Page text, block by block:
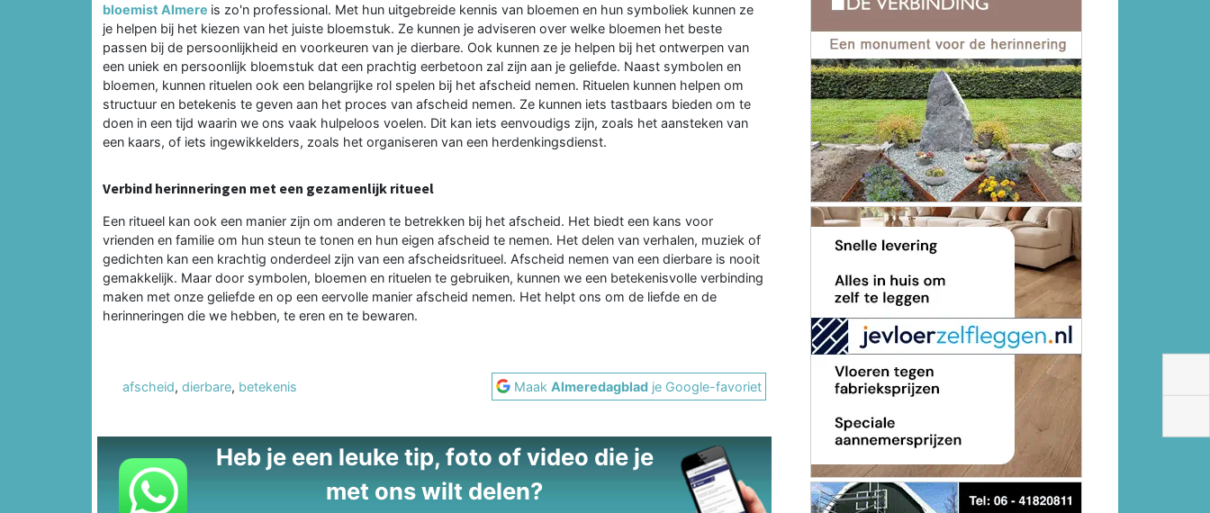
bloemist Almere is zo'n professional. Met hun uitgebreide kennis van bloemen en hun symboliek kunnen ze
je helpen bij het kiezen van het juiste bloemstuk. Ze kunnen je adviseren over welke bloemen het beste
passen bij de persoonlijkheid en voorkeuren van je dierbare. Ook kunnen ze je helpen bij het ontwerpen van
een uniek en persoonlijk bloemstuk dat een prachtig eerbetoon zal zijn aan je geliefde. Naast symbolen en
bloemen, kunnen rituelen ook een belangrijke rol spelen bij het afscheid nemen. Rituelen kunnen helpen om
structuur en betekenis te geven aan het proces van afscheid nemen. Ze kunnen iets tastbaars bieden om te
doen in een tijd waarin we ons vaak hulpeloos voelen. Dit kan iets eenvoudigs zijn, zoals het aansteken van
een kaars, of iets ingewikkelders, zoals het organiseren van een herdenkingsdienst.
Verbind herinneringen met een gezamenlijk ritueel
Een ritueel kan ook een manier zijn om anderen te betrekken bij het afscheid. Het biedt een kans voor
vrienden en familie om hun steun te tonen en hun eigen afscheid te nemen. Het delen van verhalen, muziek of
gedichten kan een krachtig onderdeel zijn van een afscheidsritueel. Afscheid nemen van een dierbare is nooit
gemakkelijk. Maar door symbolen, bloemen en rituelen te gebruiken, kunnen we een betekenisvolle verbinding
maken met onze geliefde en op een eervolle manier afscheid nemen. Het helpt ons om de liefde en de
herinneringen die we hebben, te eren en te bewaren.
afscheid, dierbare, betekenis MaakAlmeredagblad je Google-favoriet
Heb je een leuke tip, foto of video die je
met ons wilt delen?